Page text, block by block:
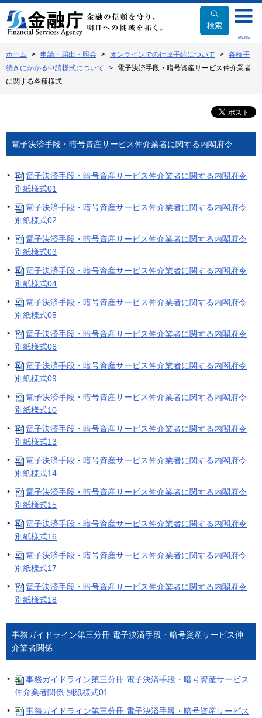
文
へ
動
検索
MENU
ホーム 申請・届出・照会 オンラインでの行政手続について
各種手
続きにかかる申請様式について
電子決済手段・暗号資産サービス仲介業者
に関する各種様式
電子決済手段・暗号資産サービス仲介業者に関する内閣府令
電子決済手段・暗号資産サービス仲介業者に関する内閣府令
別紙様式01
電子決済手段・暗号資産サービス仲介業者に関する内閣府令
別紙様式02
電子決済手段・暗号資産サービス仲介業者に関する内閣府令
別紙様式03
電子決済手段・暗号資産サービス仲介業者に関する内閣府令
別紙様式04
電子決済手段・暗号資産サービス仲介業者に関する内閣府令
別紙様式05
電子決済手段・暗号資産サービス仲介業者に関する内閣府令
別紙様式06
電子決済手段・暗号資産サービス仲介業者に関する内閣府令
別紙様式09
電子決済手段・暗号資産サービス仲介業者に関する内閣府令
別紙様式10
電子決済手段・暗号資産サービス仲介業者に関する内閣府令
別紙様式13
電子決済手段・暗号資産サービス仲介業者に関する内閣府令
別紙様式14
電子決済手段・暗号資産サービス仲介業者に関する内閣府令
別紙様式15
電子決済手段・暗号資産サービス仲介業者に関する内閣府令
別紙様式16
電子決済手段・暗号資産サービス仲介業者に関する内閣府令
別紙様式17
電子決済手段・暗号資産サービス仲介業者に関する内閣府令
別紙様式18
事務ガイドライン第三分冊 電子決済手段・暗号資産サービス仲
介業者関係
事務ガイドライン第三分冊 電子決済手段・暗号資産サービス
仲介業者関係 別紙様式01
事務ガイドライン第三分冊 電子決済手段・暗号資産サービス